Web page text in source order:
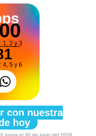
1, 2 y 3
4, 5 y 6
con nuestra
hoy
hasta el 30 de junio del 2026,